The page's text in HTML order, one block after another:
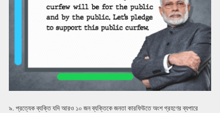
৯. প্রত্যেক ব্যক্তি যদি আরও ১০ জন ব্যক্তিকে জনতা কারফিউতে অংশ গ্রহণের ব্যপারে